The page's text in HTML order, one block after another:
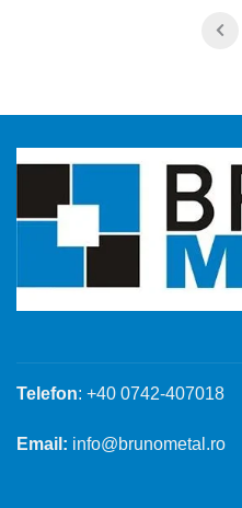
Telefon: +40 0742-407018
Email: info@brunometal.ro